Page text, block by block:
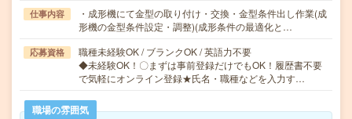
仕事内容
・成形機にて金型の取り付け・交換・金型条件出し作業(成
形機の金型条件設定・調整)(成形条件の最適化と…
応募資格
職種未経験OK / ブランクOK / 英語力不要
◆未経験OK！〇まずは事前登録だけでもOK！履歴書不要
で気軽にオンライン登録★氏名・職種などを入力す…
職場の雰囲気